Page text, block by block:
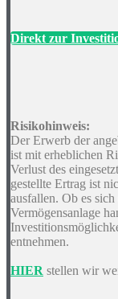
Direkt zur
Risikohinweis:
Der Erwerb der
ist mit erheblichen
Verlust des
gestellte Ertrag ist
ausfallen. Ob es
Vermögensanlage
entnehmen.
HIER stellen wir